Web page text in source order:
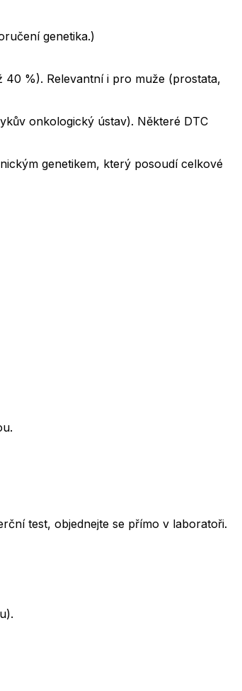
genetika.)
40 %). Relevantní i pro muže (prostata,
onkologický ústav). Některé DTC
genetikem, který posoudí celkové
test, objednejte se přímo v laboratoři.